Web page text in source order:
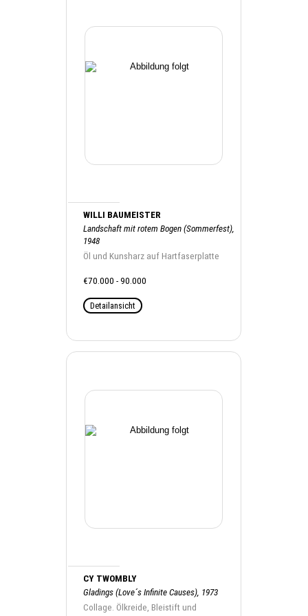
WILLI BAUMEISTER
Landschaft mit rotem Bogen (Sommerfest),
1948
Öl und Kunsharz auf Hartfaserplatte
€70.000 - 90.000
Detailansicht
CY TWOMBLY
Gladings (Love´s Infinite Causes), 1973
Collage. Ölkreide, Bleistift und